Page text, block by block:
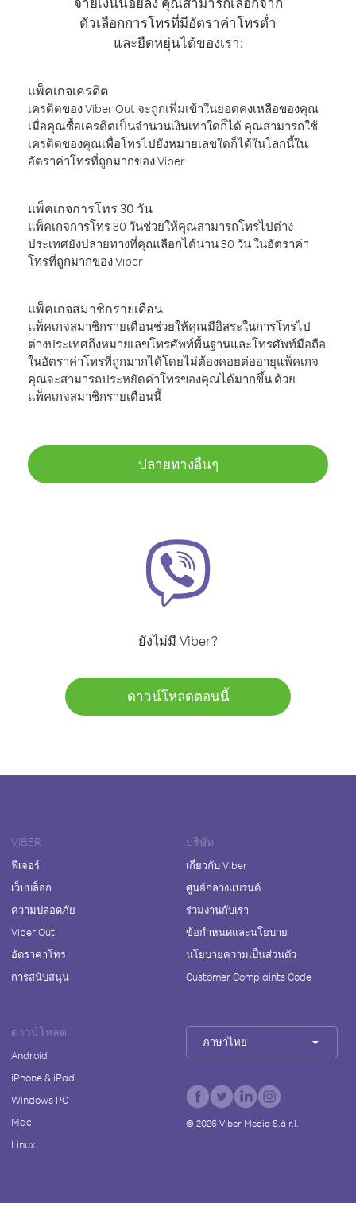
ตัวเลือกการโทรที่มีอัตราค่าโทรต่ำ
และยืดหยุ่นได้ของเรา:
แพ็คเกจเครดิต
เครดิตของ Viber Out จะถูกเพิ่มเข้าในยอดคงเหลือของคุณ
เมื่อคุณซื้อเครดิตเป็นจำนวนเงินเท่าใดก็ได้ คุณสามารถใช้
เครดิตของคุณเพื่อโทรไปยังหมายเลขใดก็ได้ในโลกนี้ใน
อัตราค่าโทรที่ถูกมากของ Viber
แพ็คเกจการโทร 30 วัน
แพ็คเกจการโทร 30 วันช่วยให้คุณสามารถโทรไปต่าง
ประเทศยังปลายทางที่คุณเลือกได้นาน 30 วัน ในอัตราค่า
โทรที่ถูกมากของ Viber
แพ็คเกจสมาชิกรายเดือน
แพ็คเกจสมาชิกรายเดือนช่วยให้คุณมีอิสระในการโทรไป
ต่างประเทศถึงหมายเลขโทรศัพท์พื้นฐานและโทรศัพท์มือถือ
ในอัตราค่าโทรที่ถูกมากได้โดยไม่ต้องคอยต่ออายุแพ็คเกจ
คุณจะสามารถประหยัดค่าโทรของคุณได้มากขึ้น ด้วย
แพ็คเกจสมาชิกรายเดือนนี้
ปลายทางอื่นๆ
ยังไม่มี Viber?
ดาวน์โหลดตอนนี้
VIBER
ฟีเจอร์
เว็บบล็อก
ความปลอดภัย
Viber Out
อัตราค่าโทร
การสนับสนุน
บริษัท
เกี่ยวกับ Viber
ศูนย์กลางแบรนด์
ร่วมงานกับเรา
ข้อกำหนดและนโยบาย
นโยบายความเป็นส่วนตัว
Customer Complaints Code
ดาวน์โหลด
Android
iPhone & iPad
Windows PC
Mac
Linux
ภาษาไทย
© 2026Viber Media S.à r.l.